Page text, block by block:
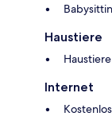
Haustiere
Internet